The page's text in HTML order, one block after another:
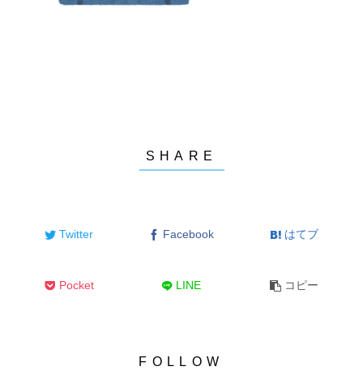
Twitter Facebook はてブ
Pocket LINE コピー